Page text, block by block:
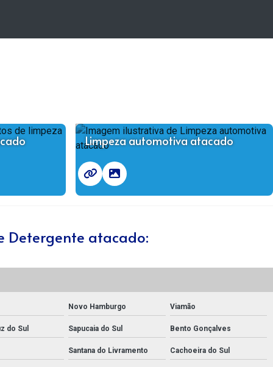
Limpeza automotiva atacado
Detergente atacado:
Novo Hamburgo Viamão
do Sul Sapucaia do Sul Bento Gonçalves
Santana do Livramento Cachoeira do Sul